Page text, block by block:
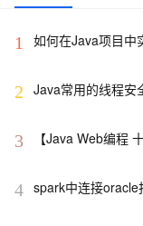
1 如何在Java项目中
2 Java常用的线程安
3 【Java Web编程
4 spark中连接oracle